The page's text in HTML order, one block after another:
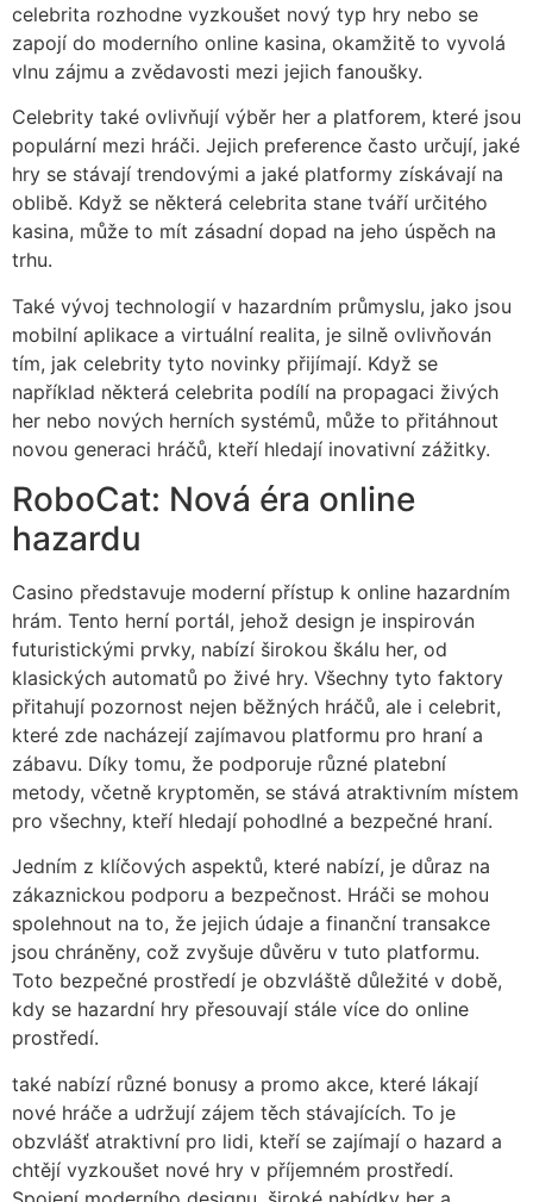
celebrita rozhodne vyzkoušet nový typ hry nebo se
zapojí do moderního online kasina, okamžitě to vyvolá
vlnu zájmu a zvědavosti mezi jejich fanoušky.
Celebrity také ovlivňují výběr her a platforem, které jsou
populární mezi hráči. Jejich preference často určují, jaké
hry se stávají trendovými a jaké platformy získávají na
oblibě. Když se některá celebrita stane tváří určitého
kasina, může to mít zásadní dopad na jeho úspěch na
trhu.
Také vývoj technologií v hazardním průmyslu, jako jsou
mobilní aplikace a virtuální realita, je silně ovlivňován
tím, jak celebrity tyto novinky přijímají. Když se
například některá celebrita podílí na propagaci živých
her nebo nových herních systémů, může to přitáhnout
novou generaci hráčů, kteří hledají inovativní zážitky.
RoboCat: Nová éra online
hazardu
Casino představuje moderní přístup k online hazardním
hrám. Tento herní portál, jehož design je inspirován
futuristickými prvky, nabízí širokou škálu her, od
klasických automatů po živé hry. Všechny tyto faktory
přitahují pozornost nejen běžných hráčů, ale i celebrit,
které zde nacházejí zajímavou platformu pro hraní a
zábavu. Díky tomu, že podporuje různé platební
metody, včetně kryptoměn, se stává atraktivním místem
pro všechny, kteří hledají pohodlné a bezpečné hraní.
Jedním z klíčových aspektů, které nabízí, je důraz na
zákaznickou podporu a bezpečnost. Hráči se mohou
spolehnout na to, že jejich údaje a finanční transakce
jsou chráněny, což zvyšuje důvěru v tuto platformu.
Toto bezpečné prostředí je obzvláště důležité v době,
kdy se hazardní hry přesouvají stále více do online
prostředí.
také nabízí různé bonusy a promo akce, které lákají
nové hráče a udržují zájem těch stávajících. To je
obzvlášť atraktivní pro lidi, kteří se zajímají o hazard a
chtějí vyzkoušet nové hry v příjemném prostředí.